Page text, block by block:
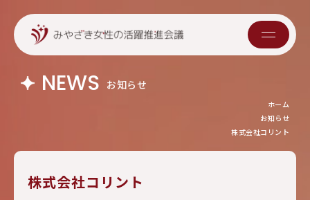
NEWS お知らせ
ホーム
お知らせ
株式会社コリント
株式会社コリント